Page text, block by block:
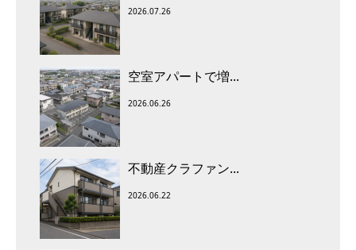
2026.07.26
空室アパートで増...
2026.06.26
不動産クラファン...
2026.06.22